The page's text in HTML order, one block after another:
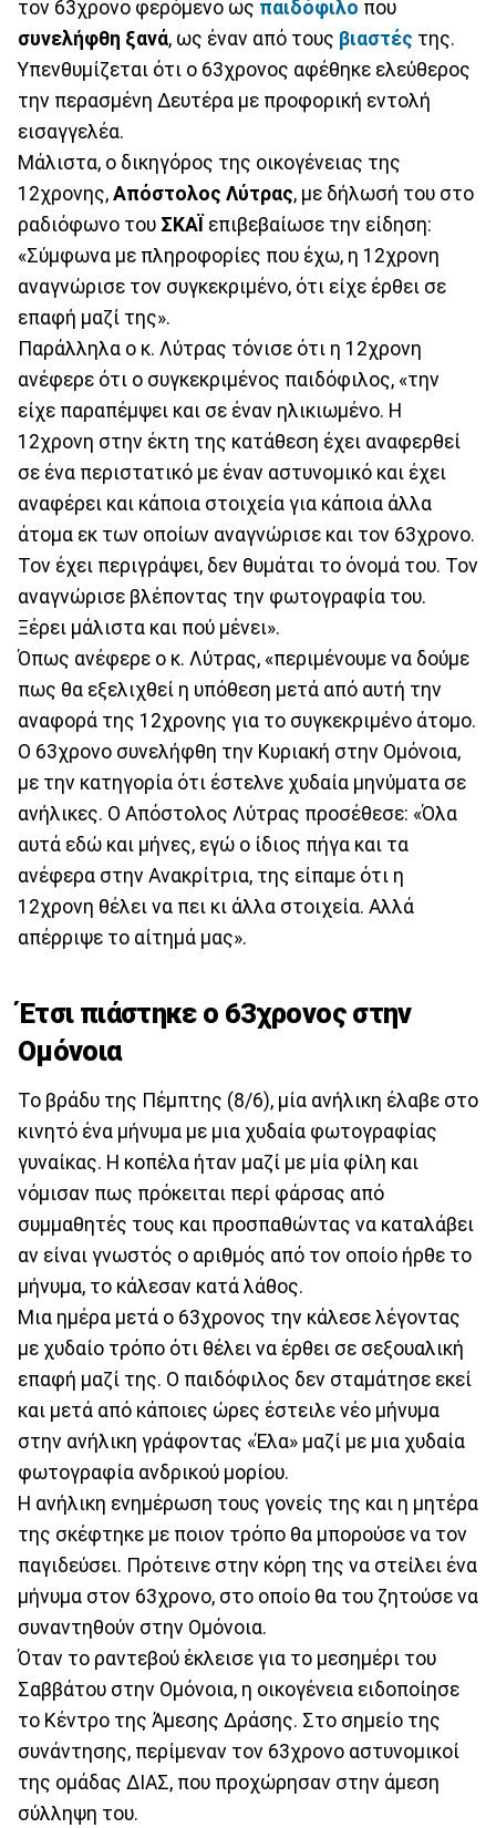
τον 63χρονο φερόμενο ως παιδόφιλο που
συνελήφθη ξανά, ως έναν από τους βιαστές της.
Υπενθυμίζεται ότι ο 63χρονος αφέθηκε ελεύθερος
την περασμένη Δευτέρα με προφορική εντολή
εισαγγελέα.
Μάλιστα, ο δικηγόρος της οικογένειας της
12χρονης, Απόστολος Λύτρας, με δήλωσή του στο
ραδιόφωνο του ΣΚΑΪ επιβεβαίωσε την είδηση:
«Σύμφωνα με πληροφορίες που έχω, η 12χρονη
αναγνώρισε τον συγκεκριμένο, ότι είχε έρθει σε
επαφή μαζί της».
Παράλληλα ο κ. Λύτρας τόνισε ότι η 12χρονη
ανέφερε ότι ο συγκεκριμένος παιδόφιλος, «την
είχε παραπέμψει και σε έναν ηλικιωμένο. Η
12χρονη στην έκτη της κατάθεση έχει αναφερθεί
σε ένα περιστατικό με έναν αστυνομικό και έχει
αναφέρει και κάποια στοιχεία για κάποια άλλα
άτομα εκ των οποίων αναγνώρισε και τον 63χρονο.
Τον έχει περιγράψει, δεν θυμάται το όνομά του. Τον
αναγνώρισε βλέποντας την φωτογραφία του.
Ξέρει μάλιστα και πού μένει».
Όπως ανέφερε ο κ. Λύτρας, «περιμένουμε να δούμε
πως θα εξελιχθεί η υπόθεση μετά από αυτή την
αναφορά της 12χρονης για το συγκεκριμένο άτομο.
Ο 63χρονο συνελήφθη την Κυριακή στην Ομόνοια,
με την κατηγορία ότι έστελνε χυδαία μηνύματα σε
ανήλικες. Ο Απόστολος Λύτρας προσέθεσε: «Όλα
αυτά εδώ και μήνες, εγώ ο ίδιος πήγα και τα
ανέφερα στην Ανακρίτρια, της είπαμε ότι η
12χρονη θέλει να πει κι άλλα στοιχεία. Αλλά
απέρριψε το αίτημά μας».
Έτσι πιάστηκε ο 63χρονος στην
Ομόνοια
Το βράδυ της Πέμπτης (8/6), μία ανήλικη έλαβε στο
κινητό ένα μήνυμα με μια χυδαία φωτογραφίας
γυναίκας. Η κοπέλα ήταν μαζί με μία φίλη και
νόμισαν πως πρόκειται περί φάρσας από
συμμαθητές τους και προσπαθώντας να καταλάβει
αν είναι γνωστός ο αριθμός από τον οποίο ήρθε το
μήνυμα, το κάλεσαν κατά λάθος.
Μια ημέρα μετά ο 63χρονος την κάλεσε λέγοντας
με χυδαίο τρόπο ότι θέλει να έρθει σε σεξουαλική
επαφή μαζί της. Ο παιδόφιλος δεν σταμάτησε εκεί
και μετά από κάποιες ώρες έστειλε νέο μήνυμα
στην ανήλικη γράφοντας «Έλα» μαζί με μια χυδαία
φωτογραφία ανδρικού μορίου.
Η ανήλικη ενημέρωση τους γονείς της και η μητέρα
της σκέφτηκε με ποιον τρόπο θα μπορούσε να τον
παγιδεύσει. Πρότεινε στην κόρη της να στείλει ένα
μήνυμα στον 63χρονο, στο οποίο θα του ζητούσε να
συναντηθούν στην Ομόνοια.
Όταν το ραντεβού έκλεισε για το μεσημέρι του
Σαββάτου στην Ομόνοια, η οικογένεια ειδοποίησε
το Κέντρο της Άμεσης Δράσης. Στο σημείο της
συνάντησης, περίμεναν τον 63χρονο αστυνομικοί
της ομάδας ΔΙΑΣ, που προχώρησαν στην άμεση
σύλληψη του.